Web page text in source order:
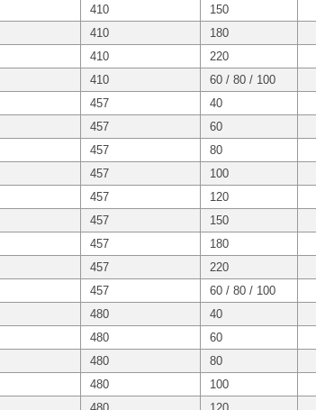
410 150
410 180
410 220
410 60 / 80 / 100
457 40
457 60
457 80
457 100
457 120
457 150
457 180
457 220
457 60 / 80 / 100
480 40
480 60
480 80
480 100